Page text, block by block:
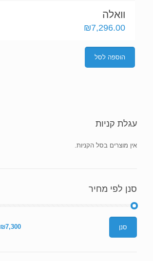
וואלה
₪7,296.00
הוספה לסל
עגלת קניות
אין מוצרים בסל הקניות.
סנן לפי מחיר
מינימלי
מקסימלי
סנן ₪7,300